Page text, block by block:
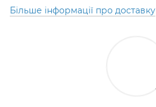
Більше інформації про доставку